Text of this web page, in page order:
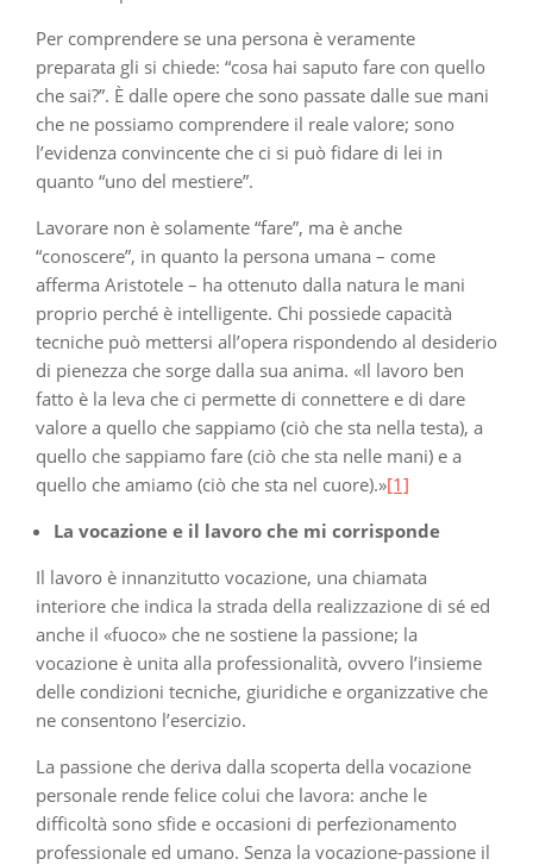
Per comprendere se una persona è veramente
preparata gli si chiede: “cosa hai saputo fare con quello
che sai?”. È dalle opere che sono passate dalle sue mani
che ne possiamo comprendere il reale valore; sono
l’evidenza convincente che ci si può fidare di lei in
quanto “uno del mestiere”.
Lavorare non è solamente “fare”, ma è anche
“conoscere”, in quanto la persona umana – come
afferma Aristotele – ha ottenuto dalla natura le mani
proprio perché è intelligente. Chi possiede capacità
tecniche può mettersi all’opera rispondendo al desiderio
di pienezza che sorge dalla sua anima. «Il lavoro ben
fatto è la leva che ci permette di connettere e di dare
valore a quello che sappiamo (ciò che sta nella testa), a
quello che sappiamo fare (ciò che sta nelle mani) e a
quello che amiamo (ciò che sta nel cuore).»[1]
La vocazione e il lavoro che mi corrisponde
Il lavoro è innanzitutto vocazione, una chiamata
interiore che indica la strada della realizzazione di sé ed
anche il «fuoco» che ne sostiene la passione; la
vocazione è unita alla professionalità, ovvero l’insieme
delle condizioni tecniche, giuridiche e organizzative che
ne consentono l’esercizio.
La passione che deriva dalla scoperta della vocazione
personale rende felice colui che lavora: anche le
difficoltà sono sfide e occasioni di perfezionamento
professionale ed umano. Senza la vocazione-passione il